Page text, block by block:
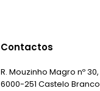
Contactos
R. Mouzinho Magro nº 30,
6000-251 Castelo Branco